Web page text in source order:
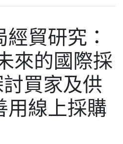
貿研究：
來的國際採
買家及供
用線上採購